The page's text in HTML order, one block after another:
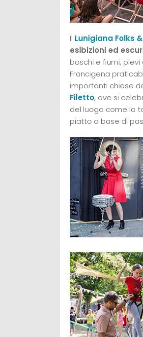
Il Lunigiana Folks
esibizioni ed
boschi e fiumi,
Francigena
importanti chiese
Filetto, ove si
del luogo come la
piatto a base di